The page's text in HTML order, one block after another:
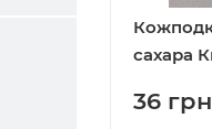
сахара
36 грн